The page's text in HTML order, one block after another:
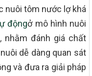
nuôi tôm nước lợ khá
độngở mô hình nuôi
nhằm đánh giá chất
dễ dàng quan sát
và đưa ra giải pháp